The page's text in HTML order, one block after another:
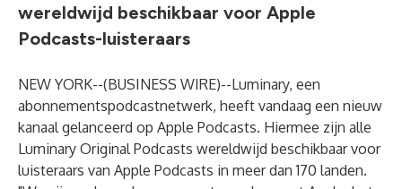
wereldwijd beschikbaar voor Apple
Podcasts-luisteraars
NEW YORK--(BUSINESS WIRE)--Luminary, een
abonnementspodcastnetwerk, heeft vandaag een nieuw
kanaal gelanceerd op Apple Podcasts. Hiermee zijn alle
Luminary Original Podcasts wereldwijd beschikbaar voor
luisteraars van Apple Podcasts in meer dan 170 landen.